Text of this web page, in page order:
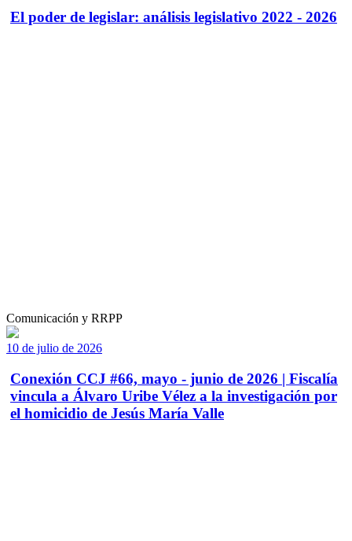
El poder de legislar: análisis legislativo 2022 - 2026
Comunicación y RRPP
10 de julio de 2026
Conexión CCJ #66, mayo - junio de 2026 | Fiscalía
vincula a Álvaro Uribe Vélez a la investigación por
el homicidio de Jesús María Valle